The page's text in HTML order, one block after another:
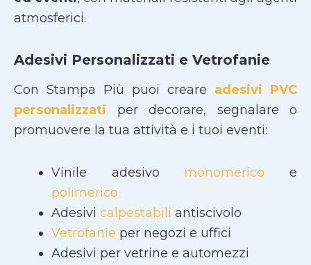
atmosferici.
Adesivi Personalizzati e Vetrofanie
Con Stampa Più puoi creare adesivi PVC
personalizzati per decorare, segnalare o
promuovere la tua attività e i tuoi eventi:
Vinile adesivo monomerico e
polimerico
Adesivi calpestabili antiscivolo
Vetrofanie per negozi e uffici
Adesivi per vetrine e automezzi